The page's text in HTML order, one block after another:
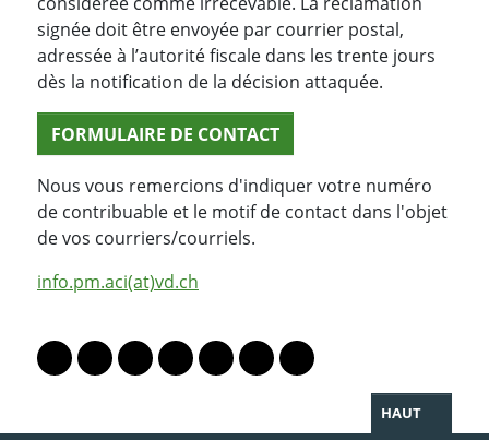
signée doit être envoyée par courrier postal,
adressée à l’autorité fiscale dans les trente jours
dès la notification de la décision attaquée.
FORMULAIRE DE CONTACT
Nous vous remercions d'indiquer votre numéro
de contribuable et le motif de contact dans l'objet
de vos courriers/courriels.
info.pm.aci(at)vd.ch
Lien vers le profil Mastodon
Lien vers le profil Bluesky
Lien vers le profil Instagram
Lien vers le profil Linkedin
Lien vers le profil Facebook
Lien vers le profil Twitter
Partager par WhatsApp
HAUT